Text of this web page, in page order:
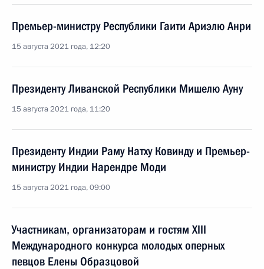
Премьер-министру Республики Гаити Ариэлю Анри
15 августа 2021 года, 12:20
Президенту Ливанской Республики Мишелю Ауну
15 августа 2021 года, 11:20
Президенту Индии Раму Натху Ковинду и Премьер-
министру Индии Нарендре Моди
15 августа 2021 года, 09:00
Участникам, организаторам и гостям XIII
Международного конкурса молодых оперных
певцов Елены Образцовой